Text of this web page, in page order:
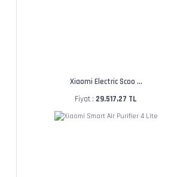
Xiaomi Electric Scoo ...
Fiyat : 29.517,27 TL